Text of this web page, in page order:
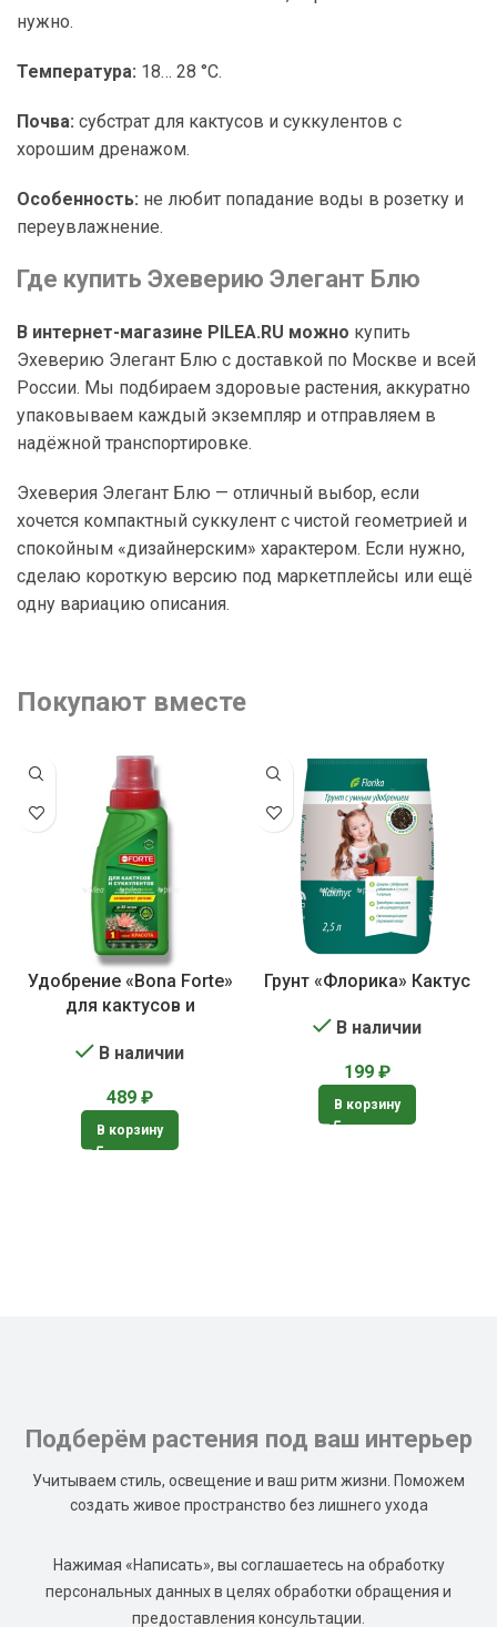
нужно.
Температура: 18… 28 °C.
Почва: субстрат для кактусов и суккулентов с
хорошим дренажом.
Особенность: не любит попадание воды в розетку и
переувлажнение.
Где купить Эхеверию Элегант Блю
В интернет-магазине PILEA.RU можно купить
Эхеверию Элегант Блю с доставкой по Москве и всей
России. Мы подбираем здоровые растения, аккуратно
упаковываем каждый экземпляр и отправляем в
надёжной транспортировке.
Эхеверия Элегант Блю — отличный выбор, если
хочется компактный суккулент с чистой геометрией и
спокойным «дизайнерским» характером. Если нужно,
сделаю короткую версию под маркетплейсы или ещё
одну вариацию описания.
Покупают вместе
Удобрение «Bona Forte»
для кактусов и
В наличии
489 ₽
В корзину
Грунт «Флорика» Кактус
В наличии
199 ₽
В корзину
Подберём растения под ваш интерьер
Учитываем стиль, освещение и ваш ритм жизни. Поможем
создать живое пространство без лишнего ухода
Нажимая «Написать», вы соглашаетесь на обработку
персональных данных в целях обработки обращения и
предоставления консультации.